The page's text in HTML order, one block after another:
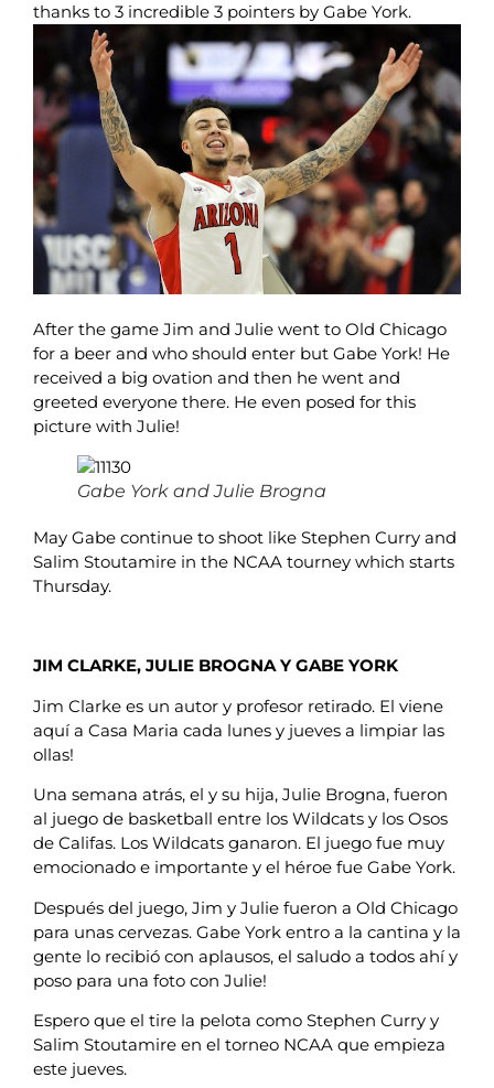
thanks to 3 incredible 3 pointers by Gabe York.
After the game Jim and Julie went to Old Chicago
for a beer and who should enter but Gabe York! He
received a big ovation and then he went and
greeted everyone there. He even posed for this
picture with Julie!
Gabe York and Julie Brogna
May Gabe continue to shoot like Stephen Curry and
Salim Stoutamire in the NCAA tourney which starts
Thursday.
JIM CLARKE, JULIE BROGNA Y GABE YORK
Jim Clarke es un autor y profesor retirado. El viene
aquí a Casa Maria cada lunes y jueves a limpiar las
ollas!
Una semana atrás, el y su hija, Julie Brogna, fueron
al juego de basketball entre los Wildcats y los Osos
de Califas. Los Wildcats ganaron. El juego fue muy
emocionado e importante y el héroe fue Gabe York.
Después del juego, Jim y Julie fueron a Old Chicago
para unas cervezas. Gabe York entro a la cantina y la
gente lo recibió con aplausos, el saludo a todos ahí y
poso para una foto con Julie!
Espero que el tire la pelota como Stephen Curry y
Salim Stoutamire en el torneo NCAA que empieza
este jueves.